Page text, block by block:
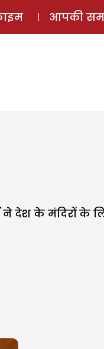
लॉग इन
आपकी
ने देश के मंदिरों के